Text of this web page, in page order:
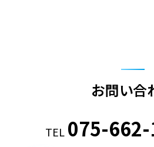
お問い合
TEL 075-